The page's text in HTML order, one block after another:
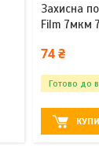
Захисна
Film 7мкм
74 ₴
Готово до